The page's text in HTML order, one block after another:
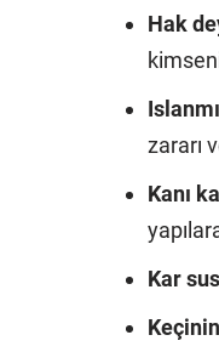
Hak
zararı
Kanı
Kar